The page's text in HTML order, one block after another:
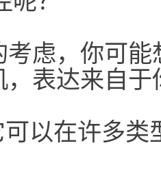
考虑，你可
，表达来自
以在许多类